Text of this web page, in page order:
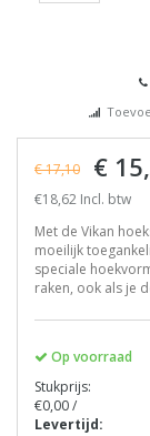
€ 17,10 €
€18,62 Incl. btw
Met de Vikan
moeilijk
speciale
raken, ook als je
Op voorraad
Stukprijs:
€0,00 /
Levertijd: